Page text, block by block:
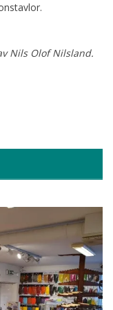
Nils Olof Nilsland.